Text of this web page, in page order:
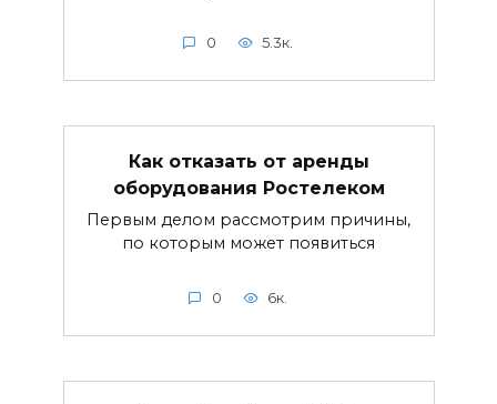
0 5.3к.
Как отказать от аренды
оборудования Ростелеком
Первым делом рассмотрим причины,
по которым может появиться
0 6к.